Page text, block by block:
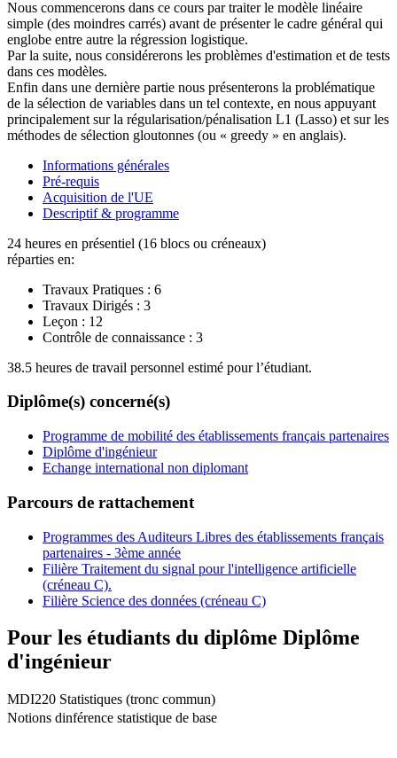
Nous commencerons dans ce cours par traiter le modèle linéaire
simple (des moindres carrés) avant de présenter le cadre général qui
englobe entre autre la régression logistique.
Par la suite, nous considérerons les problèmes d'estimation et de tests
dans ces modèles.
Enfin dans une dernière partie nous présenterons la problématique
de la sélection de variables dans un tel contexte, en nous appuyant
principalement sur la régularisation/pénalisation L1 (Lasso) et sur les
méthodes de sélection gloutonnes (ou « greedy » en anglais).
Informations générales
Pré-requis
Acquisition de l'UE
Descriptif & programme
24 heures en présentiel (16 blocs ou créneaux)
réparties en:
Travaux Pratiques : 6
Travaux Dirigés : 3
Leçon : 12
Contrôle de connaissance : 3
38.5 heures de travail personnel estimé pour l’étudiant.
Diplôme(s) concerné(s)
Programme de mobilité des établissements français partenaires
Diplôme d'ingénieur
Echange international non diplomant
Parcours de rattachement
Programmes des Auditeurs Libres des établissements français
partenaires - 3ème année
Filière Traitement du signal pour l'intelligence artificielle
(créneau C).
Filière Science des données (créneau C)
Pour les étudiants du diplôme Diplôme
d'ingénieur
MDI220 Statistiques (tronc commun)
Notions dinférence statistique de base